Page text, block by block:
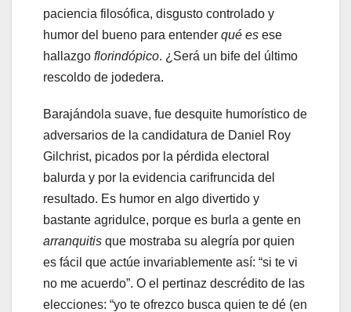
paciencia filosófica, disgusto controlado y
humor del bueno para entender qué es ese
hallazgo florindópico. ¿Será un bife del último
rescoldo de jodedera.
Barajándola suave, fue desquite humorístico de
adversarios de la candidatura de Daniel Roy
Gilchrist, picados por la pérdida electoral
balurda y por la evidencia carifruncida del
resultado. Es humor en algo divertido y
bastante agridulce, porque es burla a gente en
arranquitis que mostraba su alegría por quien
es fácil que actúe invariablemente así: “si te vi
no me acuerdo”. O el pertinaz descrédito de las
elecciones: “yo te ofrezco busca quien te dé (en